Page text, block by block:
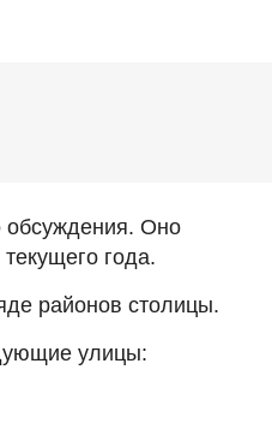
обсуждения. Оно
года.
районов столицы.
улицы: